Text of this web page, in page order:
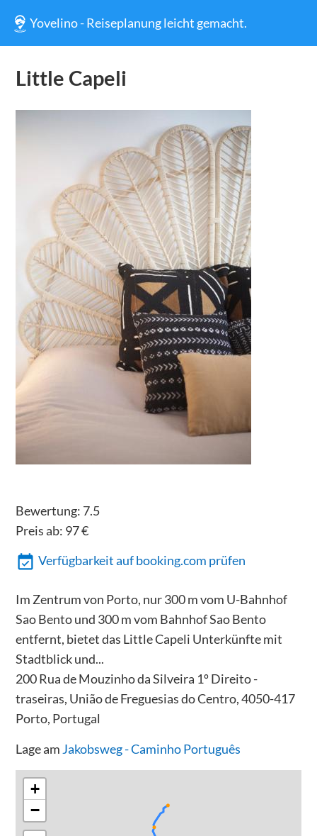
Yovelino - Reiseplanung leicht gemacht.
Little Capeli
Bewertung: 7.5
Preis ab: 97€
Verfügbarkeit auf booking.com prüfen
Im Zentrum von Porto, nur 300 m vom U-Bahnhof
Sao Bento und 300 m vom Bahnhof Sao Bento
entfernt, bietet das Little Capeli Unterkünfte mit
Stadtblick und...
200 Rua de Mouzinho da Silveira 1º Direito -
traseiras, União de Freguesias do Centro, 4050-417
Porto, Portugal
Lage am Jakobsweg - Caminho Português
+
−